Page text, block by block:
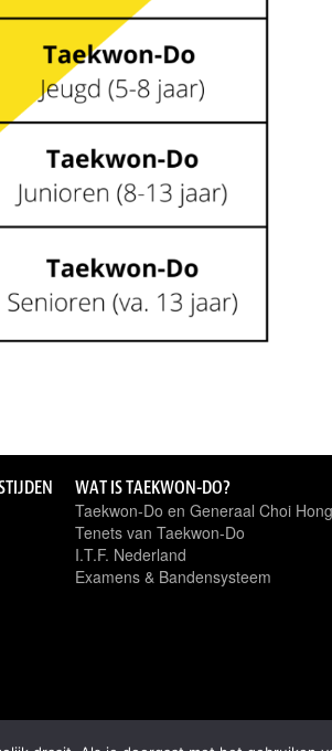
WAT IS TAEKWON-DO?
Taekwon-Do en Generaal Choi
Tenets van Taekwon-Do
I.T.F. Nederland
Examens & Bandensysteem